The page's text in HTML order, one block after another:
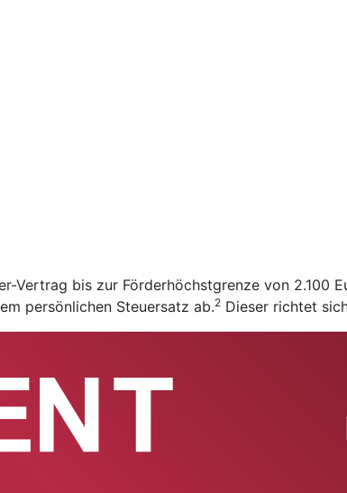
Vertrag bis zur Förderhöchstgrenze von 2.100
persönlichen Steuersatz ab.2 Dieser richtet